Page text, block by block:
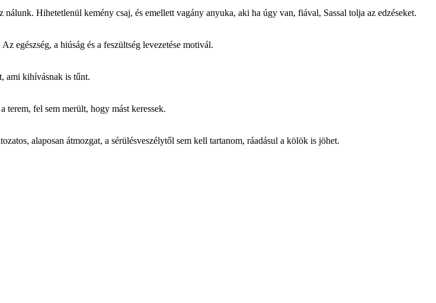
Hihetetlenül kemény csaj, és emellett vagány anyuka, aki ha úgy van, fiával, Sassal tolja az edzéseket.
egészség, a hiúság és a feszültség levezetése motivál.
ami kihívásnak is tűnt.
terem, fel sem merült, hogy mást keressek.
alaposan átmozgat, a sérülésveszélytől sem kell tartanom, ráadásul a kölök is jöhet.